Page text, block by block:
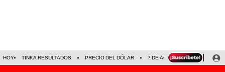
HOY TINKA RESULTADOS PRECIO DEL DÓLAR 7 DE AGOSTO OLLANTA